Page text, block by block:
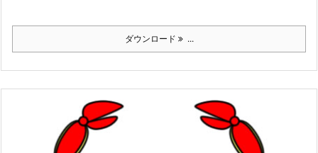
ダウンロード ...